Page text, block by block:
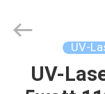
HAUS
markiert
Supplier.
Shenzhen
UV-
UV-